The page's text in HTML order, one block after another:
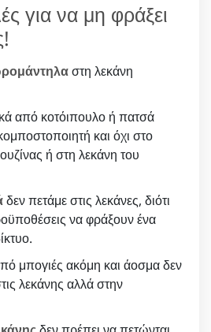
για να μη φράξει
στη λεκάνη
από κοτόιπουλο ή πατσά
και όχι στο
ή στη λεκάνη του
δεν πετάμε στις λεκάνες, διότι
να φράξουν ένα
μπογιές ακόμη και άοσμα δεν
λεκάνης αλλά στην